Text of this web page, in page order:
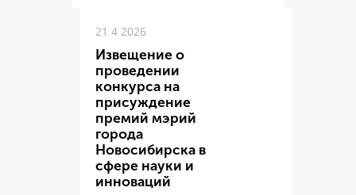
21 4 2026
Извещение о
проведении
конкурса на
присуждение
премий мэрий
города
Новосибирска в
сфере науки и
инноваций